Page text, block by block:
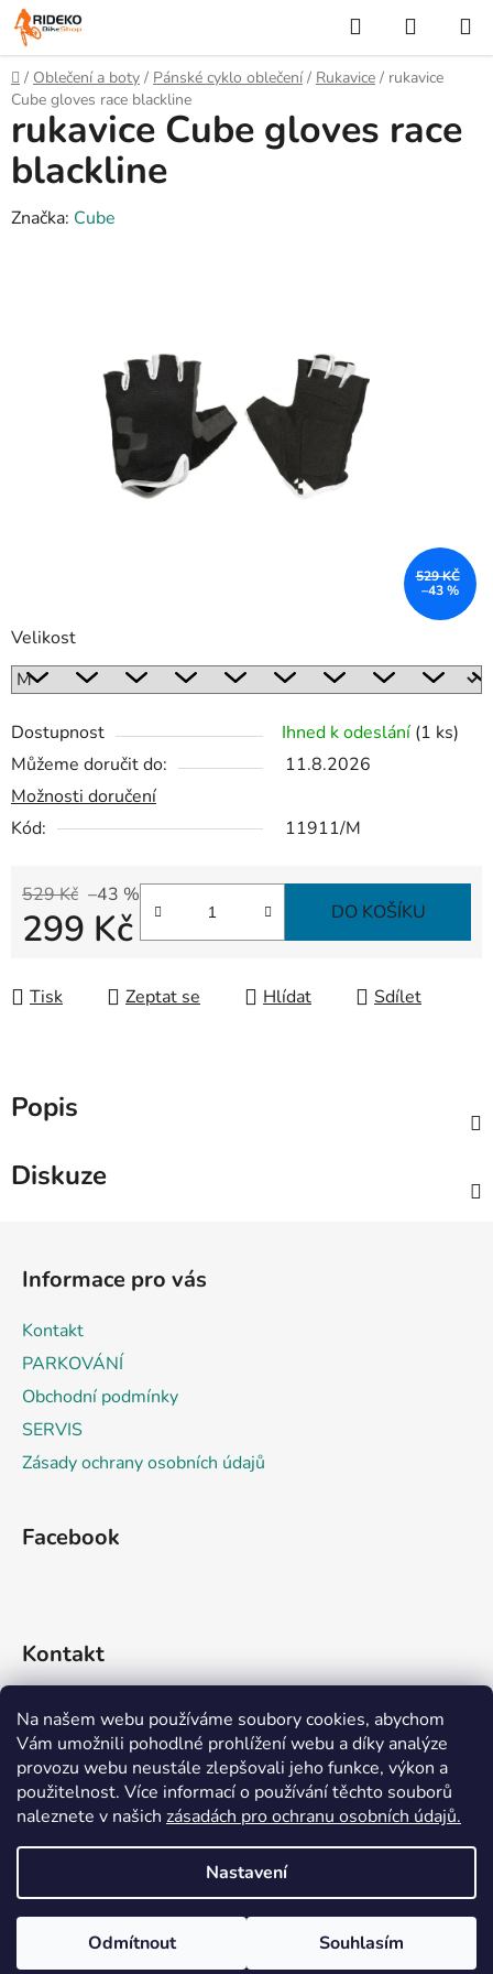
Na našem webu používáme soubory cookies, abychom
Vám umožnili pohodlné prohlížení webu a díky analýze
provozu webu neustále zlepšovali jeho funkce, výkon a
použitelnost. Více informací o používání těchto souborů
naleznete v našich zásadách pro ochranu osobních údajů.
Nastavení
Odmítnout Souhlasím
Přejít
na
obsah
Hledat
KOŠÍK
Domů
/ Oblečení a boty / Pánské cyklo oblečení / Rukavice / rukavice
Cube gloves race blackline
Velikost
Dostupnost Ihned k odeslání (1 ks)
Můžeme doručit do:
11.8.2026
Možnosti doručení
Kód:
11911/M
529 Kč –43 %
299 Kč DO KOŠÍKU
Tisk Zeptat se Hlídat Sdílet
rukavice Cube gloves race
blackline
Značka: Cube
529 KČ
–43 %
Popis
Diskuze
Informace pro vás
Kontakt
PARKOVÁNÍ
Obchodní podmínky
SERVIS
Zásady ochrany osobních údajů
Facebook
Kontakt
info@rideko.cz
+420 721 360 992
Vytvořil Shoptet
Copyright 2026RIDEKO bike shop. Všechna práva